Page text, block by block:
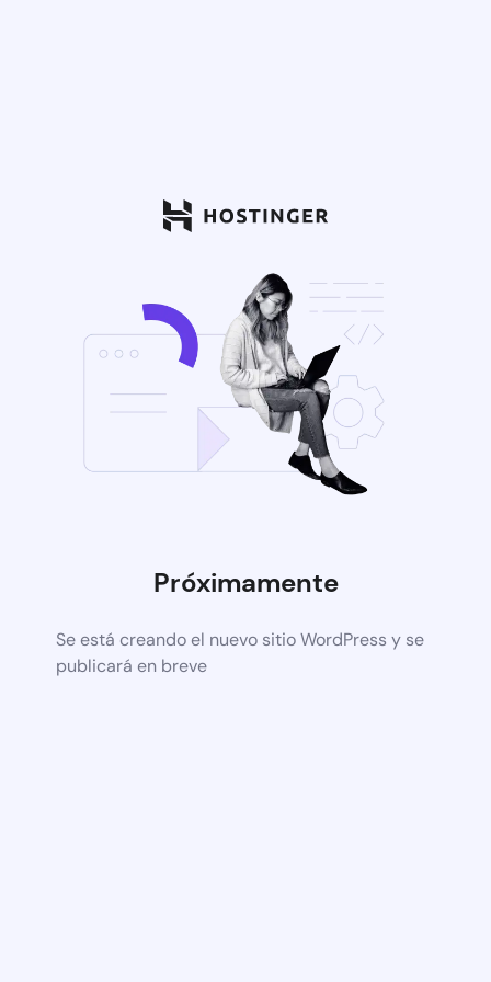
Próximamente
Se está creando el nuevo sitio WordPress y se
publicará en breve